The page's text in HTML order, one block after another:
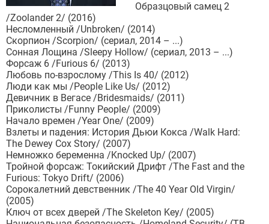
Образцовый самец 2
/Zoolander 2/ (2016)
Несломленный /Unbroken/ (2014)
Скорпион /Scorpion/ (сериал, 2014 – ...)
Сонная Лощина /Sleepy Hollow/ (сериал, 2013 – ...)
Форсаж 6 /Furious 6/ (2013)
Любовь по-взрослому /This Is 40/ (2012)
Люди как мы /People Like Us/ (2012)
Девичник в Вегасе /Bridesmaids/ (2011)
Приколисты /Funny People/ (2009)
Начало времен /Year One/ (2009)
Взлеты и падения: История Дьюи Кокса /Walk Hard:
The Dewey Cox Story/ (2007)
Немножко беременна /Knocked Up/ (2007)
Тройной форсаж: Токийский Дрифт /The Fast and the
Furious: Tokyo Drift/ (2006)
Сорокалетний девственник /The 40 Year Old Virgin/
(2005)
Ключ от всех дверей /The Skeleton Key/ (2005)